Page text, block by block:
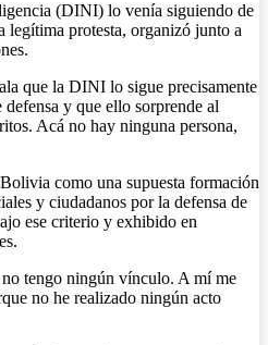
(DINI) lo venía siguiendo de
legítima protesta, organizó junto a
que la DINI lo sigue precisamente
y que ello sorprende al
Acá no hay ninguna persona,
como una supuesta formación
y ciudadanos por la defensa de
ese criterio y exhibido en
tengo ningún vínculo. A mí me
no he realizado ningún acto